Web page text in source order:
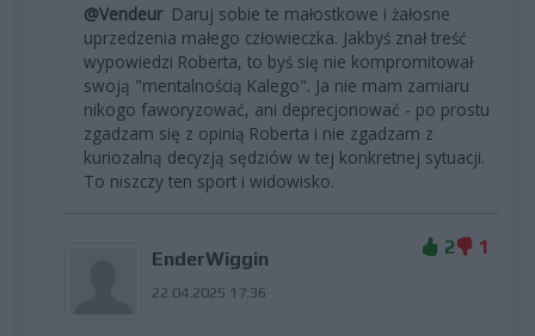
@VendeurDaruj sobie te małostkowe i żałosne
uprzedzenia małego człowieczka. Jakbyś znał treść
wypowiedzi Roberta, to byś się nie kompromitował
swoją "mentalnością Kalego". Ja nie mam zamiaru
nikogo faworyzować, ani deprecjonować - po prostu
zgadzam się z opinią Roberta i nie zgadzam z
kuriozalną decyzją sędziów w tej konkretnej sytuacji.
To niszczy ten sport i widowisko.
EnderWiggin
22.04.2025 17:36
2 1